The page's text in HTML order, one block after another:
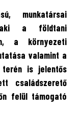
munkatársai
aki a földtani
a környezeti
valamint a
terén is jelentős
családszerető
felül támogató